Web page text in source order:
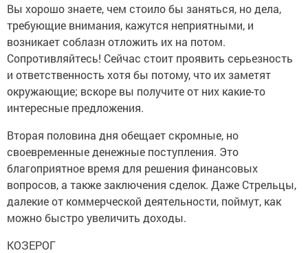
Вы хорошо знаете, чем стоило бы заняться, но дела,
требующие внимания, кажутся неприятными, и
возникает соблазн отложить их на потом.
Сопротивляйтесь! Сейчас стоит проявить серьезность
и ответственность хотя бы потому, что их заметят
окружающие; вскоре вы получите от них какие-то
интересные предложения.
Вторая половина дня обещает скромные, но
своевременные денежные поступления. Это
благоприятное время для решения финансовых
вопросов, а также заключения сделок. Даже Стрельцы,
далекие от коммерческой деятельности, поймут, как
можно быстро увеличить доходы.
КОЗЕРОГ